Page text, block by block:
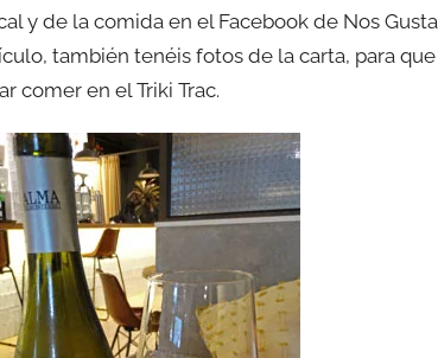
y de la comida en el Facebook de Nos Gusta
también tenéis fotos de la carta, para que
comer en el Triki Trac.